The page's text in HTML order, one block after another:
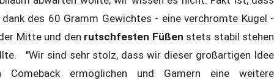
des 60 Gramm Gewichtes - eine verchromte Kugel -
Mitte und den rutschfesten Füßen stets stabil stehen
"Wir sind sehr stolz, dass wir dieser großartigen Idee
Comeback ermöglichen und Gamern eine weitere